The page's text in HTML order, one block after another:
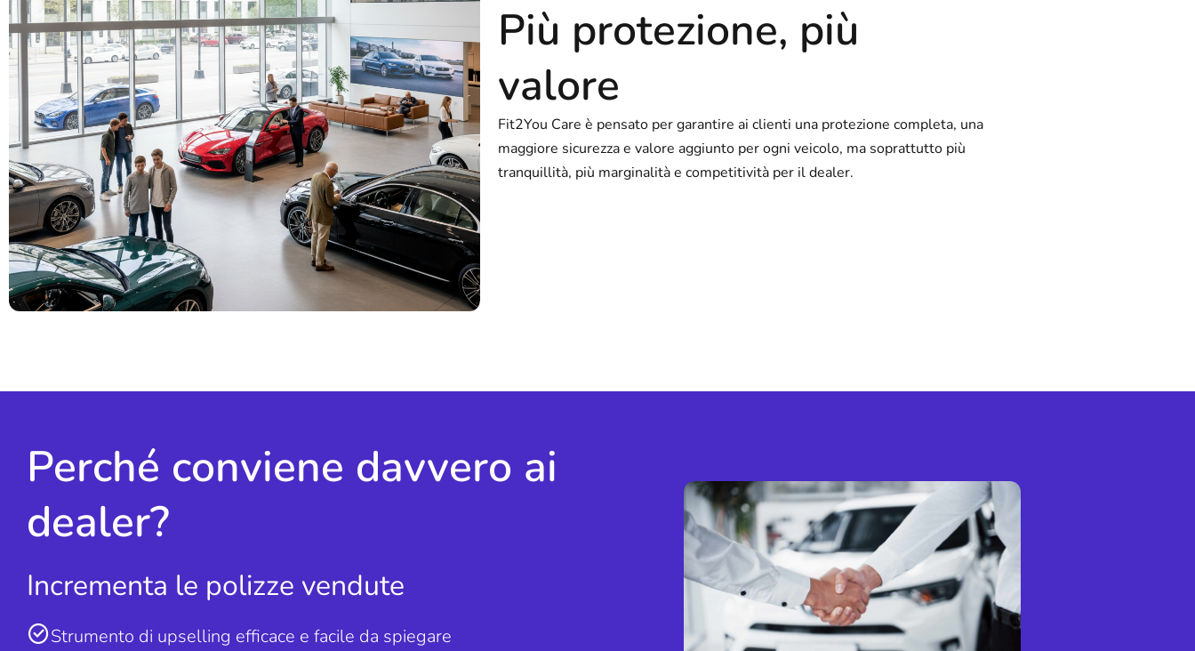
Più protezione, più
valore
Fit2You Care è pensato per garantire ai clienti una protezione completa, una
maggiore sicurezza e valore aggiunto per ogni veicolo, ma soprattutto più
tranquillità, più marginalità e competitività per il dealer.
Perché conviene davvero ai
dealer?
Incrementa le polizze vendute
Strumento di upselling efficace e facile da spiegare